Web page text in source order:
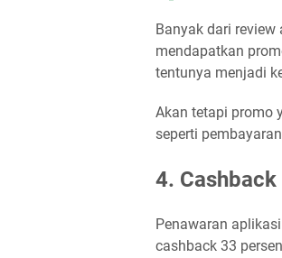
Banyak dari
mendapatkan
tentunya menjadi
Akan tetapi promo
seperti
4. Cashback
Penawaran
cashback 33